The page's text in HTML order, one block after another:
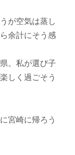
が空気は蒸し
余計にそう感
。私が選び子
しく過ごそう
宮崎に帰ろう